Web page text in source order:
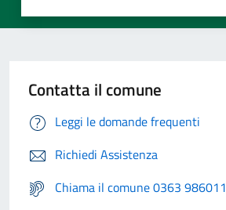
Contatta il comune
Leggi le domande frequenti
Richiedi Assistenza
Chiama il comune 0363 986011